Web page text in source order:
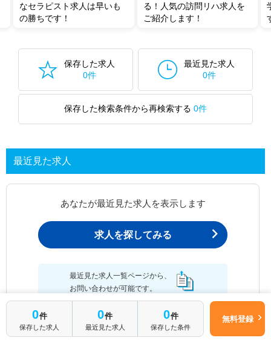
なセラピスト求人は早いも
の勝ちです！
る！人気の訪問リハ求人を
ご紹介します！
保存した求人
0件
最近見た求人
0件
保存した検索条件から再検索する 0件
最近見た求人
あなたが最近見た求人を表示します
求人を探してみる
最近見た求人一覧ページから、
お問い合わせが可能です。
0件
保存した求人
0件
最近見た求人
0件
保存した条件
無料登録